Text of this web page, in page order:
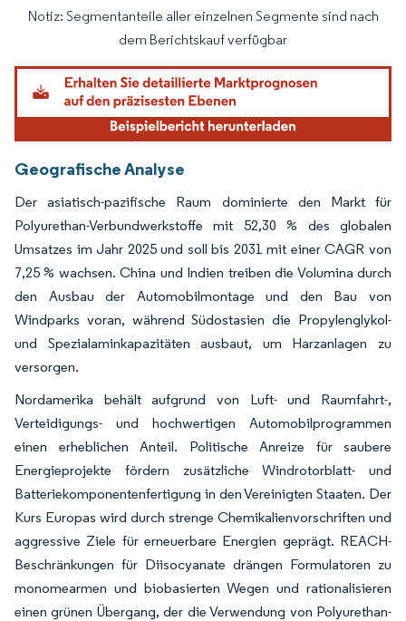
Bild © Mordor Intelligence. Wiederverwendung erfordert Namensnennung
Notiz: Segmentanteile aller einzelnen Segmente sind nach
dem Berichtskauf verfügbar
Geografische Analyse
Der asiatisch-pazifische Raum dominierte den Markt für
Polyurethan-Verbundwerkstoffe mit 52,30 % des globalen
Umsatzes im Jahr 2025 und soll bis 2031 mit einer CAGR von
7,25 % wachsen. China und Indien treiben die Volumina durch
den Ausbau der Automobilmontage und den Bau von
Windparks voran, während Südostasien die Propylenglykol-
und Spezialaminkapazitäten ausbaut, um Harzanlagen zu
versorgen.
Nordamerika behält aufgrund von Luft- und Raumfahrt-,
Verteidigungs- und hochwertigen Automobilprogrammen
einen erheblichen Anteil. Politische Anreize für saubere
Energieprojekte fördern zusätzliche Windrotorblatt- und
Batteriekomponentenfertigung in den Vereinigten Staaten. Der
Kurs Europas wird durch strenge Chemikalienvorschriften und
aggressive Ziele für erneuerbare Energien geprägt. REACH-
Beschränkungen für Diisocyanate drängen Formulatoren zu
monomearmen und biobasierten Wegen und rationalisieren
einen grünen Übergang, der die Verwendung von Polyurethan-